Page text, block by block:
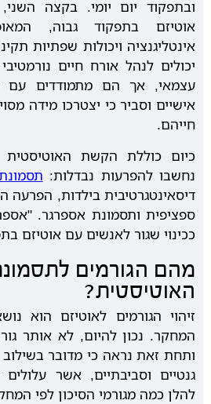
ובתפקוד יום יומי. בקצה
אוטיזם בתפקוד גבוה,
אינטליגנציה ויכולות שפתיות
יכולים לנהל אורח חיים
עצמאי, אך הם מתמודדים עם
אישיים וסביר כי יצטרכו מידה
חייהם.
כיום כוללת הקשת האוטיסטית
נחשבו להפרעות נבדלות:
דיסאינטגרטיבית בילדות,
ספציפית ותסמונת אספרגר.
ככינוי שגור לאנשים עם אוטיזם
מהם הגורמים
האוטיסטית?
זיהוי הגורמים לאוטיזם הוא
המחקר. נכון להיום, לא אותר
ותחת זאת נראה כי מדובר בשילוב
גנטיים וסביבתיים, אשר
להלן כמה מגורמי הסיכון לפי